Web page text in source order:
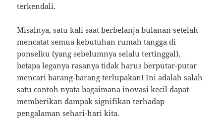
terkendali.
Misalnya, satu kali saat berbelanja bulanan setelah
mencatat semua kebutuhan rumah tangga di
ponselku (yang sebelumnya selalu tertinggal),
betapa leganya rasanya tidak harus berputar-putar
mencari barang-barang terlupakan! Ini adalah salah
satu contoh nyata bagaimana inovasi kecil dapat
memberikan dampak signifikan terhadap
pengalaman sehari-hari kita.